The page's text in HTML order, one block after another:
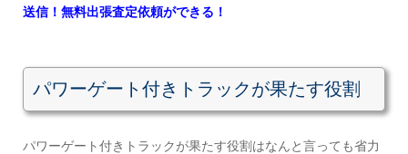
送信！無料出張査定依頼ができる！
パワーゲート付きトラックが果たす役割
パワーゲート付きトラックが果たす役割はなんと言っても省力